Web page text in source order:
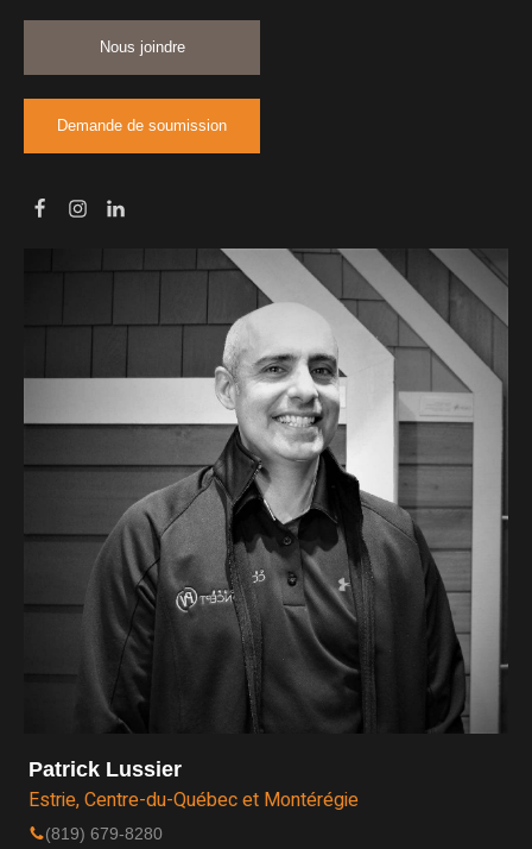
Nous joindre
Demande de soumission
Patrick Lussier
Estrie, Centre-du-Québec et Montérégie
(819) 679-8280